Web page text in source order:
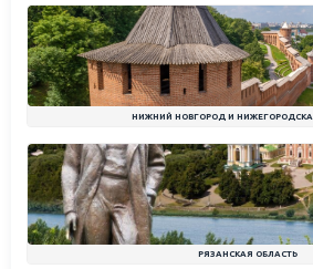
НИЖНИЙ НОВГОРОД И
РЯЗАНСКАЯ ОБЛАСТЬ